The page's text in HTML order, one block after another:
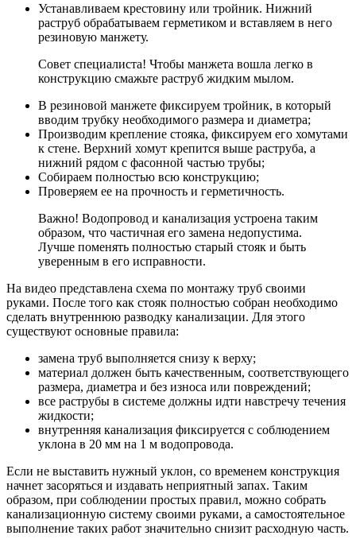
Устанавливаем крестовину или тройник. Нижний
раструб обрабатываем герметиком и вставляем в него
резиновую манжету.
Совет специалиста! Чтобы манжета вошла легко в
конструкцию смажьте раструб жидким мылом.
В резиновой манжете фиксируем тройник, в который
вводим трубку необходимого размера и диаметра;
Производим крепление стояка, фиксируем его хомутами
к стене. Верхний хомут крепится выше раструба, а
нижний рядом с фасонной частью трубы;
Собираем полностью всю конструкцию;
Проверяем ее на прочность и герметичность.
Важно! Водопровод и канализация устроена таким
образом, что частичная его замена недопустима.
Лучше поменять полностью старый стояк и быть
уверенным в его исправности.
На видео представлена схема по монтажу труб своими
руками. После того как стояк полностью собран необходимо
сделать внутреннюю разводку канализации. Для этого
существуют основные правила:
замена труб выполняется снизу к верху;
материал должен быть качественным, соответствующего
размера, диаметра и без износа или повреждений;
все раструбы в системе должны идти навстречу течения
жидкости;
внутренняя канализация фиксируется с соблюдением
уклона в 20 мм на 1 м водопровода.
Если не выставить нужный уклон, со временем конструкция
начнет засоряться и издавать неприятный запах. Таким
образом, при соблюдении простых правил, можно собрать
канализационную систему своими руками, а самостоятельное
выполнение таких работ значительно снизит расходную часть.